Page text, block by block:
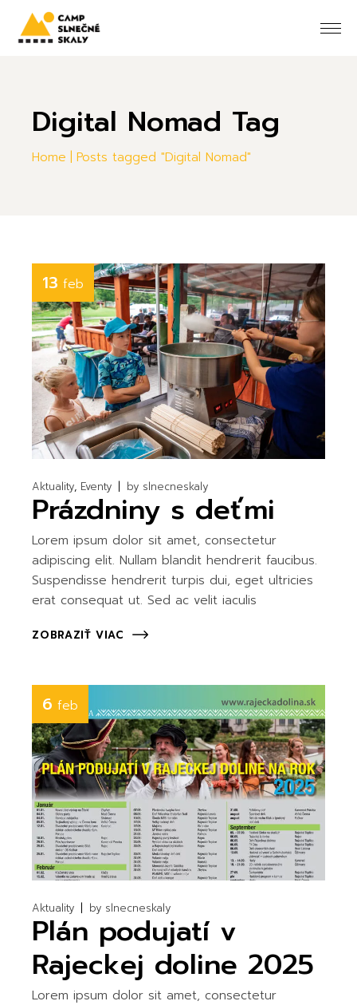
content
Digital Nomad Tag
Home Posts tagged "Digital Nomad"
13 feb
Aktuality Eventy by slnecneskaly
Prázdniny s deťmi
Lorem ipsum dolor sit amet, consectetur
adipiscing elit. Nullam blandit hendrerit faucibus.
Suspendisse hendrerit turpis dui, eget ultricies
erat consequat ut. Sed ac velit iaculis
ZOBRAZIŤ VIAC
6 feb
Aktuality by slnecneskaly
Plán podujatí v
Rajeckej doline 2025
Lorem ipsum dolor sit amet, consectetur